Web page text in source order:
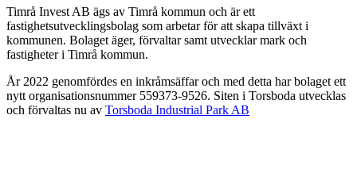
Timrå Invest AB ägs av Timrå kommun och är ett
fastighetsutvecklingsbolag som arbetar för att skapa tillväxt i
kommunen. Bolaget äger, förvaltar samt utvecklar mark och
fastigheter i Timrå kommun.
År 2022 genomfördes en inkråmsäffar och med detta har bolaget ett
nytt organisationsnummer 559373-9526. Siten i Torsboda utvecklas
och förvaltas nu av Torsboda Industrial Park AB